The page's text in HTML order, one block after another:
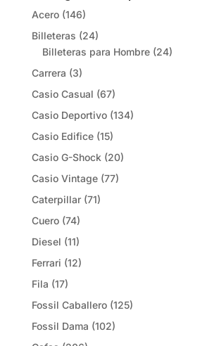
Acero (146)
Billeteras (24)
Billeteras para Hombre (24)
Carrera (3)
Casio Casual (67)
Casio Deportivo (134)
Casio Edifice (15)
Casio G-Shock (20)
Casio Vintage (77)
Caterpillar (71)
Cuero (74)
Diesel (11)
Ferrari (12)
Fila (17)
Fossil Caballero (125)
Fossil Dama (102)